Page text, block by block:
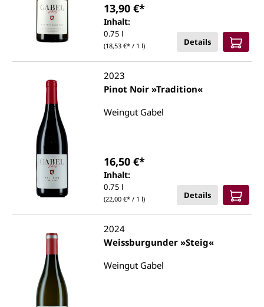
Inhalt:
0.75 l
(18,53 €* / 1 l)
13,90 €*
Details
2023
Pinot Noir »Tradition«
Weingut Gabel
Inhalt:
0.75 l
(22,00 €* / 1 l)
16,50 €*
Details
2024
Weissburgunder »Steig«
Weingut Gabel